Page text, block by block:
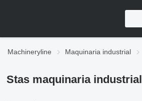
Machineryline Maquinaria industrial
Stas maquinaria industrial